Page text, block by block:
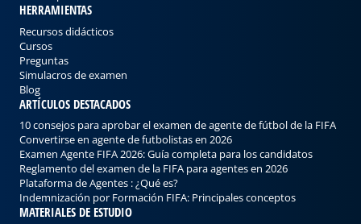
HERRAMIENTAS
Recursos didácticos
Cursos
Preguntas
Simulacros de examen
Blog
ARTÍCULOS DESTACADOS
10 consejos para aprobar el examen de agente de fútbol de la FIFA
Convertirse en agente de futbolistas en 2026
Examen Agente FIFA 2026: Guía completa para los candidatos
Reglamento del examen de la FIFA para agentes en 2026
Plataforma de Agentes : ¿Qué es?
Indemnización por Formación FIFA: Principales conceptos
MATERIALES DE ESTUDIO